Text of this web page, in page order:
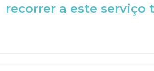
recorrer a este serviço